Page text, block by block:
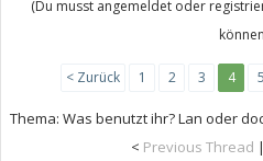
(Du musst angemeldet oder
< Zurück 1 2 3 4 5
Thema: Was benutzt ihr? Lan oder
< Previous Thread |